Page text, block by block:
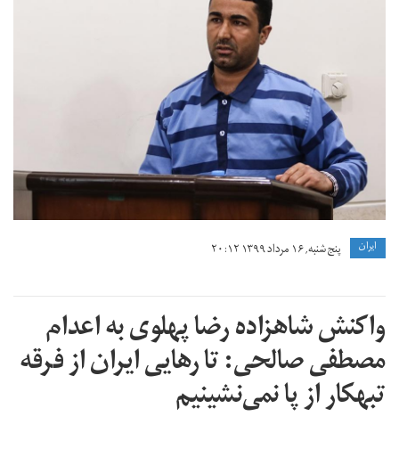
344343-
3.jpg
ايران پنج شنبه, ۱۶ مرداد ۱۳۹۹ ۲۰:۱۲
واکنش شاهزاده رضا پهلوی به اعدام
مصطفی صالحی: تا رهایی ایران از فرقه
تبهکار از پا نمی‌نشینیم